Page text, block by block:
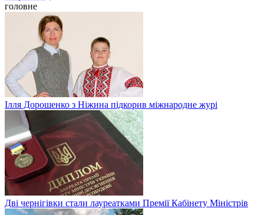
головне
Ілля Дорошенко з Ніжина підкорив міжнародне журі
Дві чернігівки стали лауреатками Премії Кабінету Міністрів